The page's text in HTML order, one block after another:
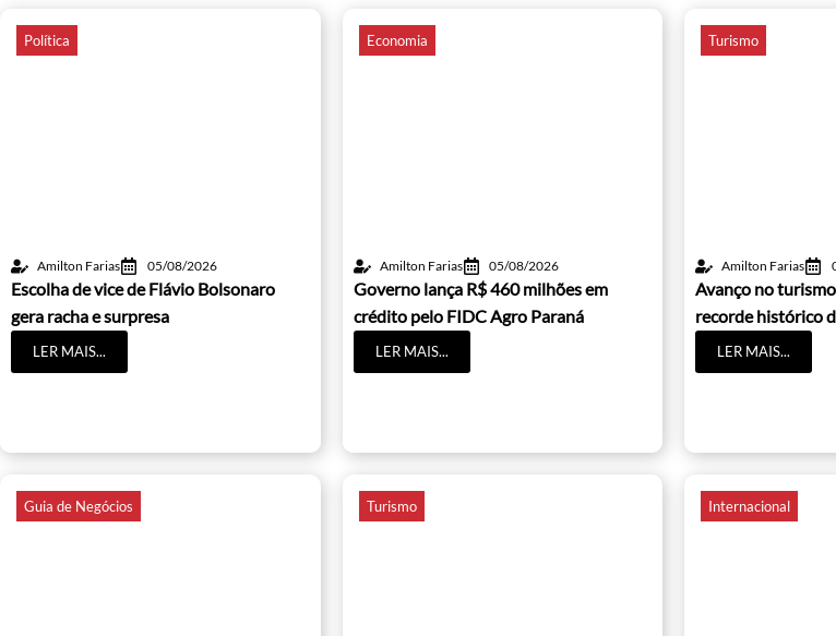
Política
Amilton Farias 05/08/2026
Escolha de vice de Flávio Bolsonaro
gera racha e surpresa
LER MAIS...
Economia
Amilton Farias 05/08/2026
Governo lança R$ 460 milhões em
crédito pelo FIDC Agro Paraná
LER MAIS...
Turismo
Amilton Farias
Avanço no
recorde histórico
LER MAIS...
Guia de Negócios Turismo Internacional